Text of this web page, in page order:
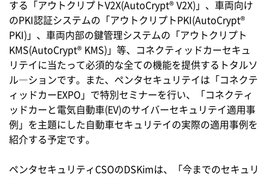
する「アウトクリプトV2X(AutoCrypt® V2X)」、車両向け
のPKI認証システムの「アウトクリプトPKI(AutoCrypt®
PKI)」、車両内部の鍵管理システムの「アウトクリプト
KMS(AutoCrypt® KMS)」等、コネクティッドカーセキュ
リテイに当たって必須的な全ての機能を提供するトタルソ
ル―ションです。また、ペンタセキュリテイは「コネクテ
ィッドカーEXPO」で特別セミナーを行い、「コネクティ
ッドカーと電気自動車(EV)のサイバーセキュリテイ適用事
例」を主題にした自動車セキュリテイの実際の適用事例を
紹介する予定です。
ペンタセキュリティCSOのDSKimは、「今までのセキュリ